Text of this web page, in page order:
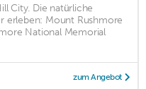
City. Die natürliche
erleben: Mount Rushmore
National Memorial
zum Angebot